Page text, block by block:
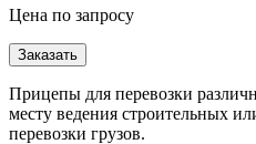
Цена по запросу
Заказать
Прицепы для перевозки
месту ведения строительных
перевозки грузов.